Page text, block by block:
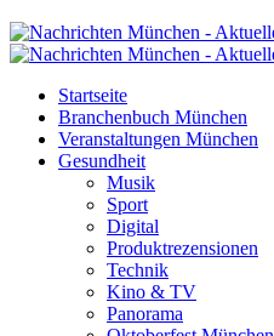
Startseite
Branchenbuch München
Veranstaltungen München
Gesundheit
Musik
Sport
Digital
Produktrezensionen
Technik
Kino & TV
Panorama